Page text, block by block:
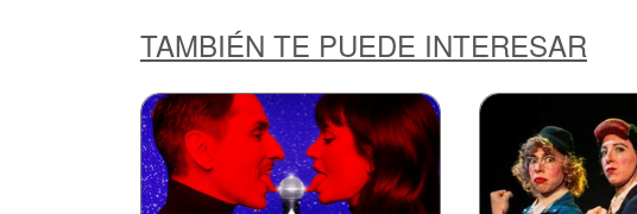
TAMBIÉN TE PUEDE INTERESAR